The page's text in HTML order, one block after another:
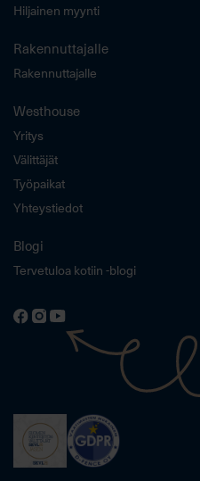
Hiljainen myynti
Rakennuttajalle
Rakennuttajalle
Westhouse
Yritys
Välittäjät
Työpaikat
Yhteystiedot
Blogi
Tervetuloa kotiin -blogi